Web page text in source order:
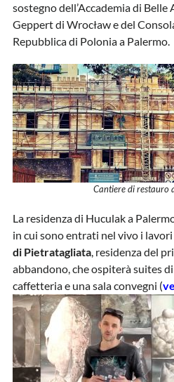
sostegno dell’Accademia di Belle
Geppert di Wrocław e del
Repubblica di Polonia a Palermo.
Cantiere di restauro
La residenza di Huculak a
in cui sono entrati nel vivo i
di Pietratagliata, residenza del
abbandono, che ospiterà suites
caffetteria e una sala convegni (